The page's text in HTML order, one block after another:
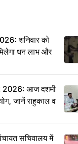
शनिवार को
धन लाभ और
आज दशमी
योग, जानें राहुकाल व
सचिवालय में